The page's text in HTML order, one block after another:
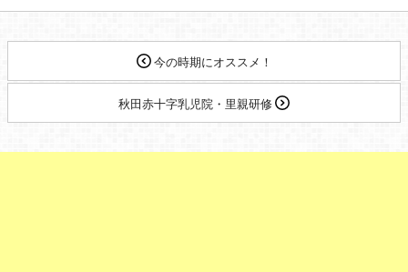
今の時期にオススメ！
秋田赤十字乳児院・里親研修